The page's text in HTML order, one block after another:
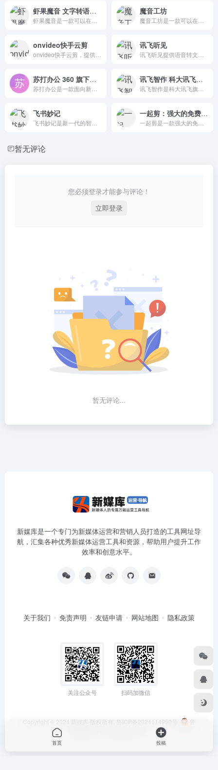
虾果魔音 文字转语音工具 魔音工坊
onvideo快手云剪 讯飞听见
苏打办公 360 旗下简约高效的办公平台 讯飞智作 科大讯飞旗下配音平台
飞书妙记 一起剪：强大的免费在线视频剪辑工具
暂无评论
您必须登录才能参与评论！
立即登录
暂无评论...
新媒库是一个专门为新媒体运营和营销人员打造的工具网址导
航，汇集各种优秀新媒体运营工具和资源，帮助用户提升工作
效率和创意水平。
关于我们 免责声明 友链申请 网站地图 隐私政策
关注公众号 扫码加微信
Copyright © 2024 新媒库 版权所有. 鲁ICP备2024114950号
鲁
首页 投稿